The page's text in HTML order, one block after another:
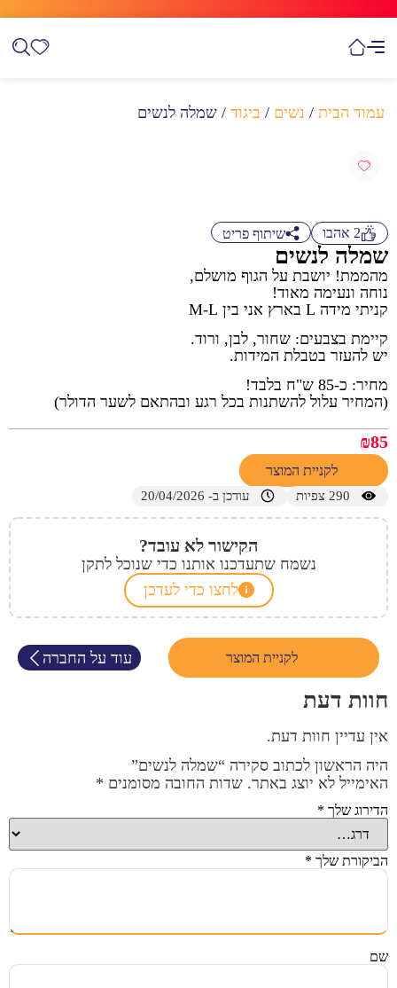
עמוד הבית / נשים / ביגוד / שמלה לנשים
2 אהבו שיתוף פריט
שמלה לנשים
מהממת! יושבת על הגוף מושלם,
נוחה ונעימה מאוד!
קניתי מידה L בארץ אני בין M-L
קיימת בצבעים: שחור, לבן, ורוד.
יש להעזר בטבלת המידות.
מחיר: כ-85 ש"ח בלבד!
(המחיר עלול להשתנות בכל רגע ובהתאם לשער הדולר)
₪85
לקניית המוצר
290 צפיות עודכן ב- 20/04/2026
הקישור לא עובד?
נשמח שתעדכנו אותנו כדי שנוכל לתקן
לחצו כדי לעדכן
לקניית המוצר עוד על החברה
חוות דעת
אין עדיין חוות דעת.
היה הראשון לכתוב סקירה “שמלה לנשים”
האימייל לא יוצג באתר. שדות החובה מסומנים *
הדירוג שלך *
הביקורת שלך *
שם